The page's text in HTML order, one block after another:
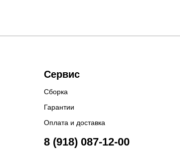
Сервис
Сборка
Гарантии
Оплата и доставка
8 (918) 087-12-00